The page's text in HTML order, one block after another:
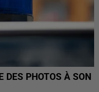
DES PHOTOS À SON